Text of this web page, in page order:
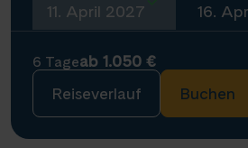
11. April 2027
16.
6 Tageab 1.050 €
Reiseverlauf
Buchen